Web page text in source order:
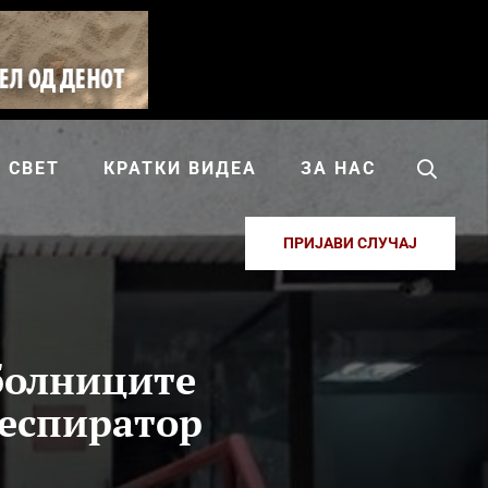
СВЕТ КРАТКИ ВИДЕА ЗА НАС
ПРИЈАВИ СЛУЧАЈ